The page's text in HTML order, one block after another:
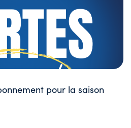
pour la saison